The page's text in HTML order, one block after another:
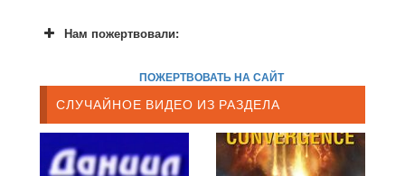
Нам пожертвовали:
ПОЖЕРТВОВАТЬ НА САЙТ
СЛУЧАЙНОЕ ВИДЕО ИЗ РАЗДЕЛА